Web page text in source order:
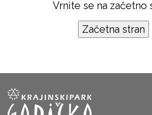
Vrnite se na začetno